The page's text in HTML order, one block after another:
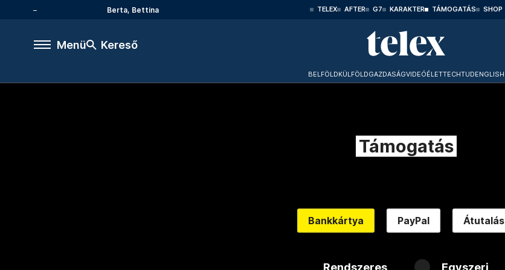
Berta, Bettina TELEX AFTER G7 KARAKTER TÁMOGATÁS SHOP
Menü Kereső
BELFÖLDKÜLFÖLDGAZDASÁGVIDEÓÉLETTECHTUDENGLISH
Támogatás
Bankkártya PayPal Átutalás
Rendszeres Egyszeri